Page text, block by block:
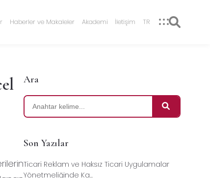
Haberler ve Makaleler Akademi İletişim TR
Ara
Son Yazılar
Ticari Reklam ve Haksız Ticari Uygulamalar
Yönetmeliğinde Ka...